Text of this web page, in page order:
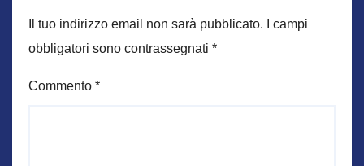
Il tuo indirizzo email non sarà pubblicato.
I campi
obbligatori sono contrassegnati *
Commento *